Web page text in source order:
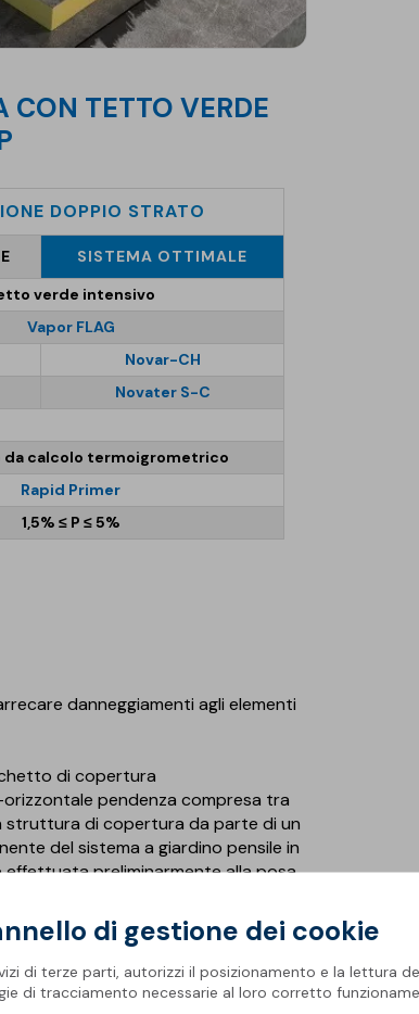
DOPPIO STRATO
SISTEMA OTTIMALE
verde intensivo
Vapor FLAG
Novar-CH
Novater S-C
da calcolo termoigrometrico
Rapid Primer
1,5% ≤ P ≤ 5%
danneggiamenti agli elementi
di copertura
pendenza compresa tra
struttura di copertura da parte di un
del sistema a giardino pensile in
effettuata preliminarmente alla posa
o AQUADERE, emulsione
dell’elemento portante.
di gestione dei cookie
di terze parti, autorizzi il posizionamento e la lettura
di tracciamento necessarie al loro corretto